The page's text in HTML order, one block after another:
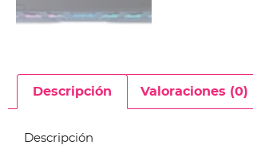
Descripción Valoraciones (0)
Descripción